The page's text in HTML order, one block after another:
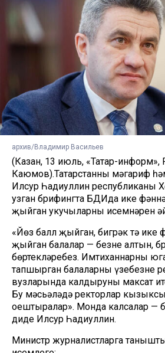
архив/Владимир Васильев
(Казан, 13 июль, «Татар-информ»,
Каюмов).Татарстанның мәгариф
Илсур Һадиуллин республиканың
узган брифингта БДИда ике
җыйган укучыларның исемнәрен
«Йөз балл җыйган, бигрәк тә ике
җыйган балалар — безнең алтын,
бөртекләребез. Имтиханнарны
тапшырган балаларны үзебезнең
вузларында калдыруны максат
Бу мәсьәләдә ректорлар
оештыралар». Монда калсалар —
диде Илсур Һадиуллин.
Министр журналистларга